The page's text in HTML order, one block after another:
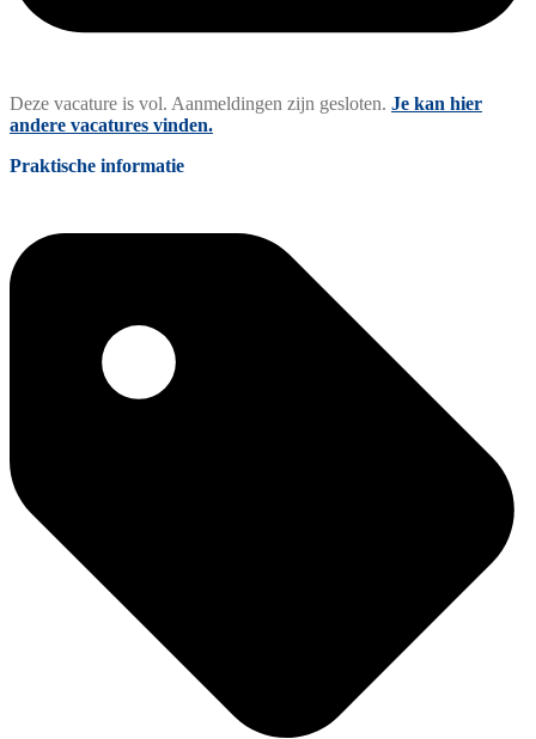
Deze vacature is vol. Aanmeldingen zijn gesloten. Je kan hier
andere vacatures vinden.
Praktische informatie